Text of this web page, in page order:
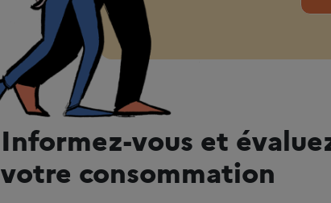
Informez-vous et
votre consommation